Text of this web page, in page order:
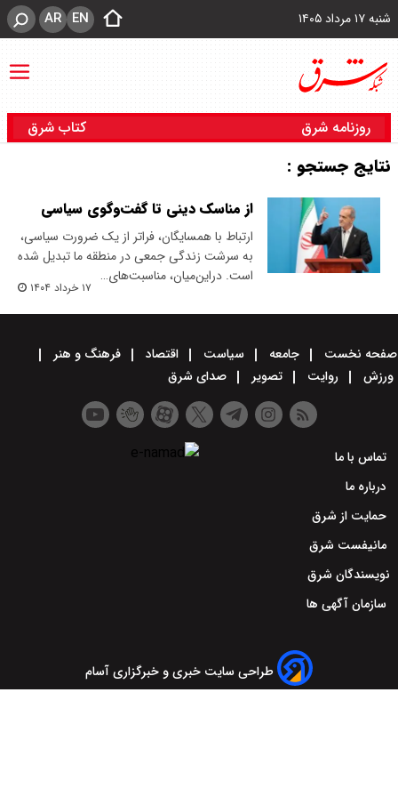
شنبه ۱۷ مرداد ۱۴۰۵ EN
AR
روزنامه شرق کتاب شرق
نتایج جستجو :
از مناسک دینی تا گفت‌وگوی سیاسی
ارتباط با همسایگان، فراتر از یک ضرورت سیاسی،
به سرشت زندگی جمعی در منطقه ما تبدیل شده
است. در‌این‌میان، مناسبت‌های…
۱۷ خرداد ۱۴۰۴
صفحه نخست جامعه سیاست اقتصاد
فرهنگ و هنر
ورزش
روایت تصویر صدای شرق
تماس با ما
درباره ما
حمایت از شرق
مانیفست شرق
نویسندگان شرق
سازمان آگهی ها
طراحی سایت خبری و خبرگزاری آسام